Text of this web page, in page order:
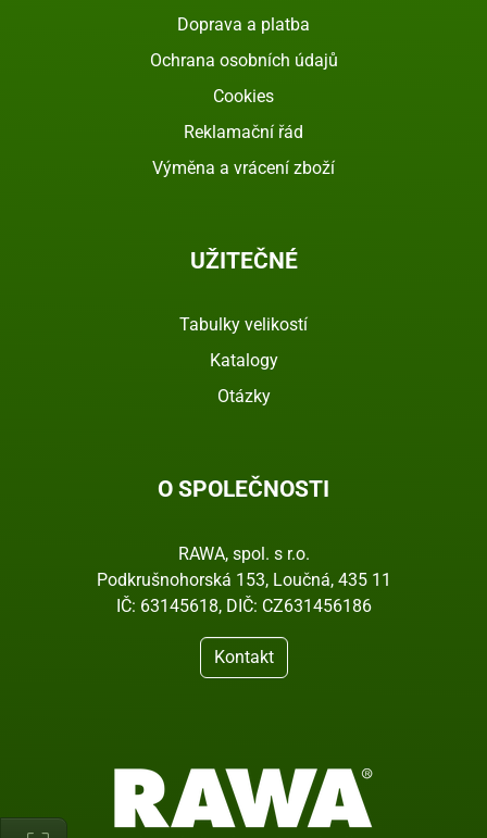
Doprava a platba
Ochrana osobních údajů
Cookies
Reklamační řád
Výměna a vrácení zboží
UŽITEČNÉ
Tabulky velikostí
Katalogy
Otázky
O SPOLEČNOSTI
RAWA, spol. s r.o.
Podkrušnohorská 153, Loučná, 435 11
IČ: 63145618, DIČ: CZ631456186
Kontakt